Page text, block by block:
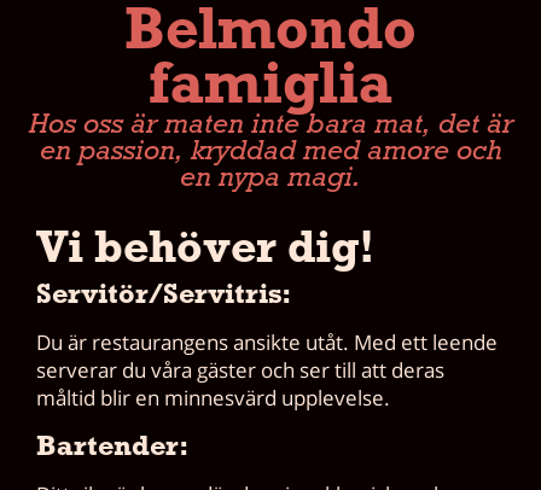
Belmondo
famiglia
Hos oss är maten inte bara mat, det är
en passion, kryddad med amore och
en nypa magi.
Vi behöver dig!
Servitör/Servitris:
Du är restaurangens ansikte utåt. Med ett leende
serverar du våra gäster och ser till att deras
måltid blir en minnesvärd upplevelse.
Bartender: